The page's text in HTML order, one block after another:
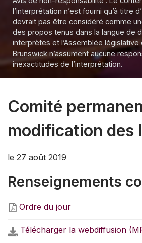
l’interprétation n’est fourni qu’à titre
devrait pas être considéré comme
des propos tenus dans la langue de
interprètes et l’Assemblée législative
Brunswick n’assument aucune
inexactitudes de l’interprétation.
Comité
modification des
le 27 août 2019
Renseignements
Ordre du jour
Télécharger la webdiffusion